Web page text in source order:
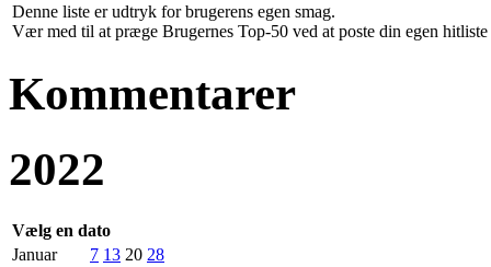
Denne liste er udtryk for brugerens egen smag.
Vær med til at præge Brugernes Top-50 ved at poste din egen hitliste
Kommentarer
2022
Vælg en dato
Januar
7 13 20 28